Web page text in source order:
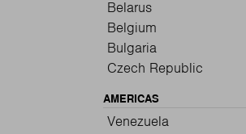
Belarus
Belgium
Bulgaria
Czech Republic
AMERICAS
Venezuela